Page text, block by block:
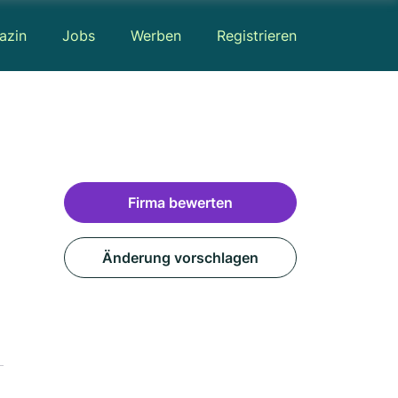
Jobs Werben Registrieren
Firma bewerten
Änderung vorschlagen